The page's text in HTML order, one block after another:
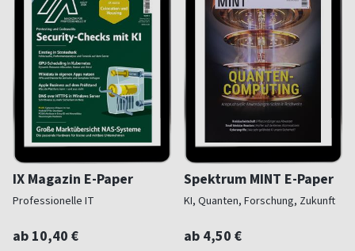
IX Magazin E-Paper
Professionelle IT
ab 10,40 €
Spektrum MINT E-Paper
KI, Quanten, Forschung, Zukunft
ab 4,50 €